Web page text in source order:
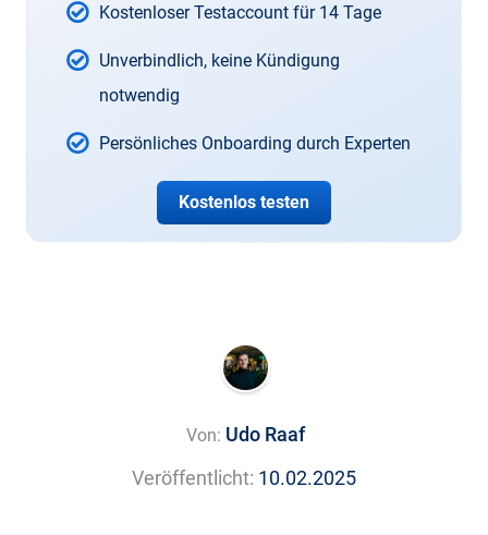
Kostenloser Testaccount für 14 Tage
Unverbindlich, keine Kündigung
notwendig
Persönliches Onboarding durch Experten
Kostenlos testen
Von: Udo Raaf
Veröffentlicht: 10.02.2025